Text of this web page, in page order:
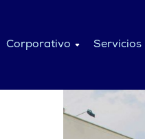
Corporativo Servicios